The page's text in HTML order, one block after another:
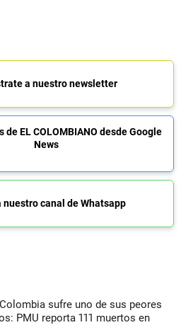
a nuestro newsletter
de EL COLOMBIANO desde Google
News
nuestro canal de Whatsapp
sufre uno de sus peores
PMU reporta 111 muertos en